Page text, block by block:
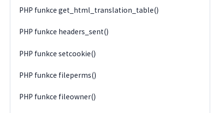
PHP funkce get_html_translation_table()
PHP funkce headers_sent()
PHP funkce setcookie()
PHP funkce fileperms()
PHP funkce fileowner()